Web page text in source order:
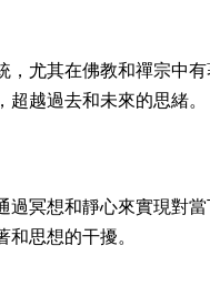
，尤其在佛教和禪宗中
越過去和未來的思緒。
過冥想和靜心來實現對
思想的干擾。